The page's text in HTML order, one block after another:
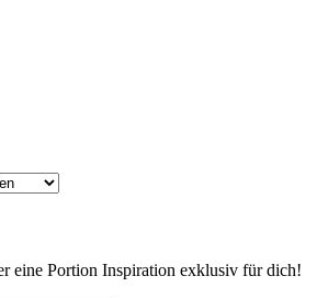
eine Portion Inspiration exklusiv für dich!